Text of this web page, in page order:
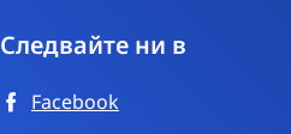
Следвайте ни в
Facebook